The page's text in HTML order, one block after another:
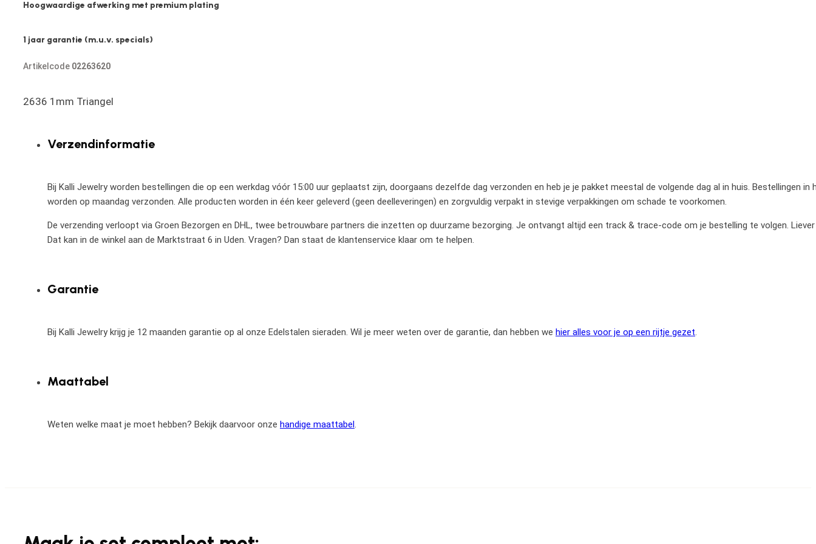
Hoogwaardige afwerking met premium plating
1 jaar garantie (m.u.v. specials)
Artikelcode 02263620
2636 1mm Triangel
Verzendinformatie
Bij Kalli Jewelry worden bestellingen die op een werkdag vóór 15:00 uur geplaatst zijn, doorgaans dezelfde dag verzonden en heb je je pakket meestal de volgende dag al in huis. Bestellingen in
worden op maandag verzonden. Alle producten worden in één keer geleverd (geen deelleveringen) en zorgvuldig verpakt in stevige verpakkingen om schade te voorkomen.
De verzending verloopt via Groen Bezorgen en DHL, twee betrouwbare partners die inzetten op duurzame bezorging. Je ontvangt altijd een track & trace-code om je bestelling te volgen.
Dat kan in de winkel aan de Marktstraat 6 in Uden. Vragen? Dan staat de klantenservice klaar om te helpen.
Garantie
Bij Kalli Jewelry krijg je 12 maanden garantie op al onze Edelstalen sieraden. Wil je meer weten over de garantie, dan hebben we hier alles voor je op een rijtje gezet.
Maattabel
Weten welke maat je moet hebben? Bekijk daarvoor onze handige maattabel.